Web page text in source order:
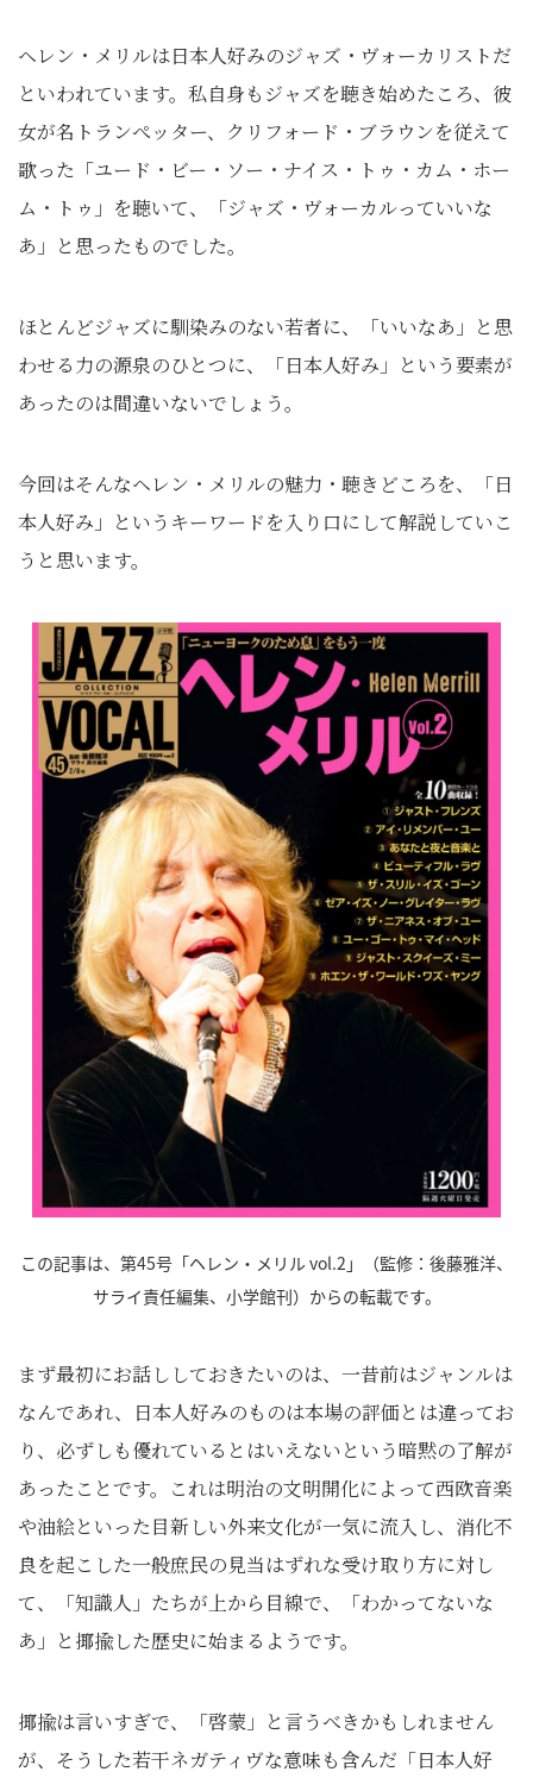
ヘレン・メリルは日本人好みのジャズ・ヴォーカリストだ
といわれています。私自身もジャズを聴き始めたころ、彼
女が名トランぺッター、クリフォード・ブラウンを従えて
歌った「ユード・ビー・ソー・ナイス・トゥ・カム・ホー
ム・トゥ」を聴いて、「ジャズ・ヴォーカルっていいな
あ」と思ったものでした。
ほとんどジャズに馴染みのない若者に、「いいなあ」と思
わせる力の源泉のひとつに、「日本人好み」という要素が
あったのは間違いないでしょう。
今回はそんなヘレン・メリルの魅力・聴きどころを、「日
本人好み」というキーワードを入り口にして解説していこ
うと思います。
この記事は、第45号「ヘレン・メリル vol.2」（監修：後藤雅洋、
サライ責任編集、小学館刊）からの転載です。
まず最初にお話ししておきたいのは、一昔前はジャンルは
なんであれ、日本人好みのものは本場の評価とは違ってお
り、必ずしも優れているとはいえないという暗黙の了解が
あったことです。これは明治の文明開化によって西欧音楽
や油絵といった目新しい外来文化が一気に流入し、消化不
良を起こした一般庶民の見当はずれな受け取り方に対し
て、「知識人」たちが上から目線で、「わかってないな
あ」と揶揄した歴史に始まるようです。
揶揄は言いすぎで、「啓蒙」と言うべきかもしれません
が、そうした若干ネガティヴな意味も含んだ「日本人好